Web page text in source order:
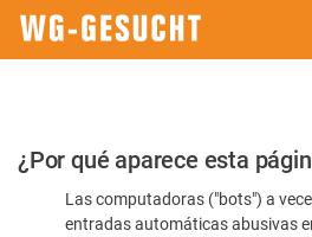
Por
favor,
confirme
¿Por qué aparece esta
Las computadoras ("bots") a
entradas automáticas abusivas